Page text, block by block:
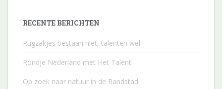
RECENTE BERICHTEN
Rugzakjes bestaan niet, talenten wel
Rondje Nederland met Het Talent
Op zoek naar natuur in de Randstad